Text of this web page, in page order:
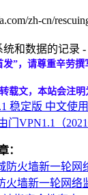
zh-cn/
和数据的记录 -
”，请尊重辛劳
载文，本站会注明
稳定版 中文使
VPN1.1（
：
火墙新一轮网络